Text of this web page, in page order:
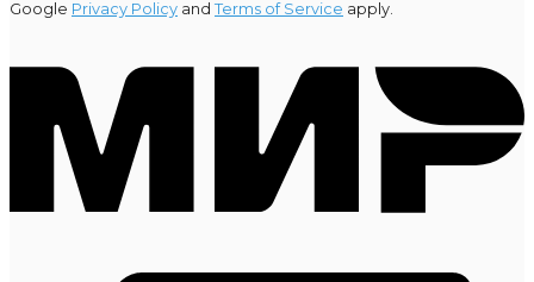
Google Privacy Policy and Terms of Service apply.